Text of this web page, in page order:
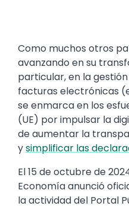
Como muchos otros
avanzando en su
particular, en la
facturas electrónicas
se enmarca en los
(UE) por impulsar la
de aumentar la
ysimplificar las
El 15 de octubre de
Economía anunció
la actividad del Portal